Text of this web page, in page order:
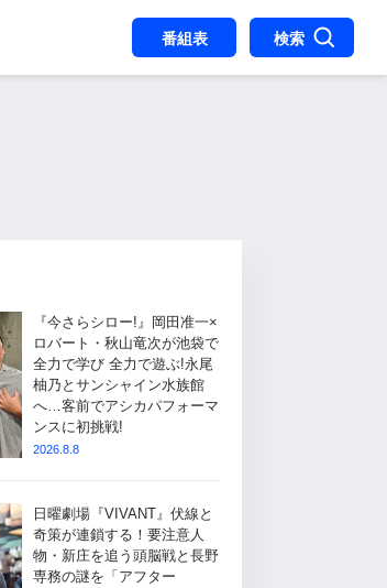
番組表 検索
『今さらシロー!』岡田准一×
ロバート・秋山竜次が池袋で
全力で学び 全力で遊ぶ!永尾
柚乃とサンシャイン水族館
へ…客前でアシカパフォーマ
ンスに初挑戦!
2026.8.8
日曜劇場『VIVANT』伏線と
奇策が連鎖する！要注意人
物・新庄を追う頭脳戦と長野
専務の謎を「アフター